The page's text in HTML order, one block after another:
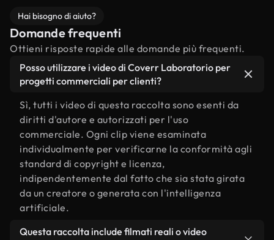
Hai bisogno di aiuto?
Domande frequenti
Ottieni risposte rapide alle domande più frequenti.
Posso utilizzare i video di Coverr Laboratorio per
progetti commerciali per clienti?
Sì, tutti i video di questa raccolta sono esenti da
diritti d'autore e autorizzati per l'uso
commerciale. Ogni clip viene esaminata
individualmente per verificarne la conformità agli
standard di copyright e licenza,
indipendentemente dal fatto che sia stata girata
da un creatore o generata con l'intelligenza
artificiale.
Questa raccolta include filmati reali o video